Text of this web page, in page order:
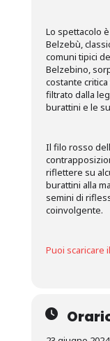
Lo spettacolo
Belzebù,
comuni tipici
Belzebino,
costante
filtrato dalla
burattini e le
Il filo rosso
riflettere su
burattini alla
semini di
coinvolgente.
Puoi scaricare